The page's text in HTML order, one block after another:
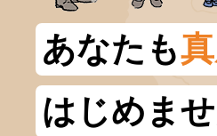
あなたも
はじめま